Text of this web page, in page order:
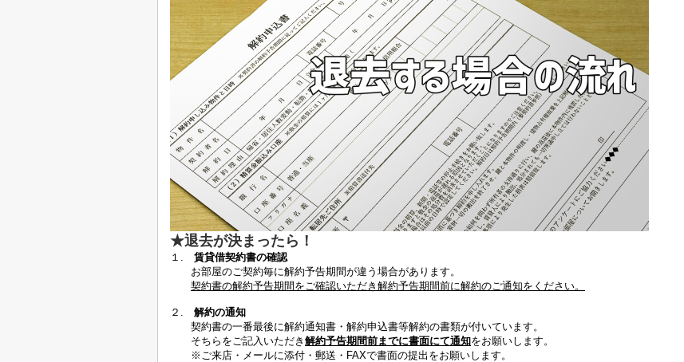
★退去が決まったら！
１. 賃貸借契約書の確認
お部屋のご契約毎に解約予告期間が違う場合があります。
契約書の解約予告期間をご確認いただき解約予告期間前に解約のご通知をください。
２. 解約の通知
契約書の一番最後に解約通知書・解約申込書等解約の書類が付いています。
そちらをご記入いただき 解約予告期間前までに書面にて通知をお願いします。
※ご来店・メールに添付・郵送・FAXで書面の提出をお願いします。